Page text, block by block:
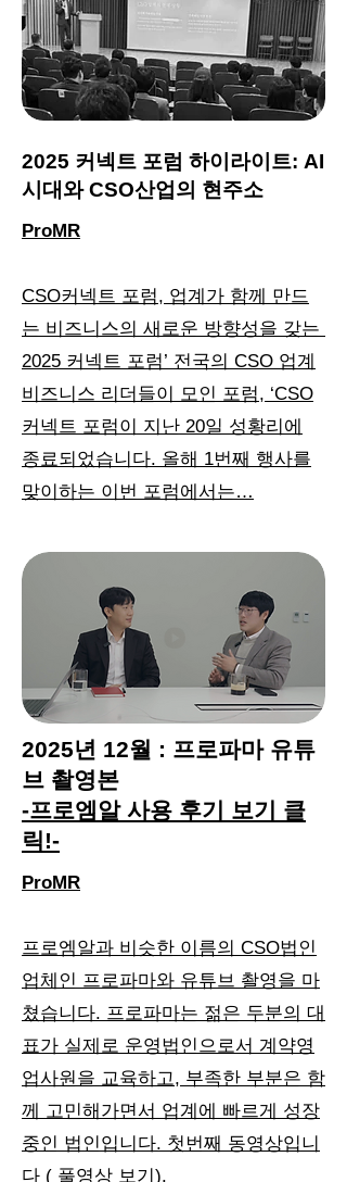
2025 커넥트 포럼 하이라이트: AI
시대와 CSO산업의 현주소
ProMR
CSO커넥트 포럼, 업계가 함께 만드
는 비즈니스의 새로운 방향성을 갖는
2025 커넥트 포럼’ 전국의 CSO 업계
비즈니스 리더들이 모인 포럼, ‘CSO
커넥트 포럼이 지난 20일 성황리에
종료되었습니다. 올해 1번째 행사를
맞이하는 이번 포럼에서는…
2025년 12월 : 프로파마 유튜
브 촬영본
-프로엠알 사용 후기 보기 클
릭!-
ProMR
프로엠알과 비슷한 이름의 CSO법인
업체인 프로파마와 유튜브 촬영을 마
쳤습니다. 프로파마는 젊은 두분의 대
표가 실제로 운영법인으로서 계약영
업사원을 교육하고, 부족한 부분은 함
께 고민해가면서 업계에 빠르게 성장
중인 법인입니다. 첫번째 동영상입니
다 ( 풀영상 보기).